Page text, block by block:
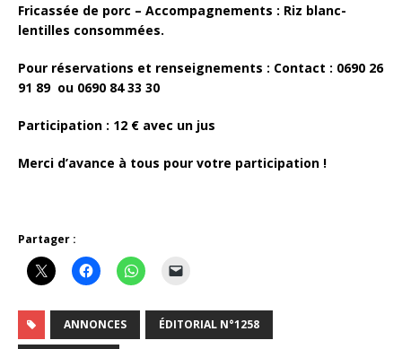
Fricassée de porc – Accompagnements : Riz blanc-
lentilles consommées.
Pour réservations et renseignements : Contact : 0690 26
91 89 ou 0690 84 33 30
Participation : 12 € avec un jus
Merci d’avance à tous pour votre participation !
Partager :
ANNONCES ÉDITORIAL N°1258